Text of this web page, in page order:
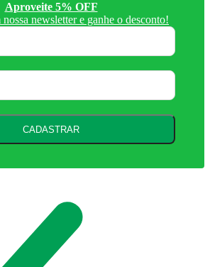
Aproveite 5% OFF
nossa newsletter e ganhe o desconto!
CADASTRAR